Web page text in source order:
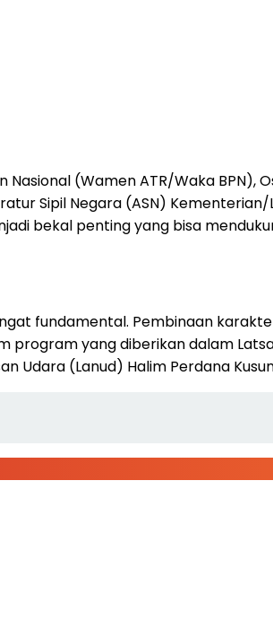
(Wamen ATR/Waka BPN),
Sipil Negara (ASN)
bekal penting yang bisa
fundamental. Pembinaan
yang diberikan dalam
Udara (Lanud) Halim Perdana